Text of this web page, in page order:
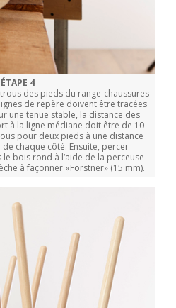
ÉTAPE 4
des pieds du range-chaussures
de repère doivent être tracées
une tenue stable, la distance des
à la ligne médiane doit être de 10
pour deux pieds à une distance
chaque côté. Ensuite, percer
bois rond à l‘aide de la perceuse-
à façonner «Forstner» (15 mm).